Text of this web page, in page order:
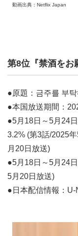
動画出典：Netflix Japan
第8位『禁酒をお
●原題：금주를 부탁
●本国放送期間：
●5月18日～5月24
3.2% (第3話/2025
月20日放送)
●5月18日～5月24
5月20日放送)
●日本配信情報：